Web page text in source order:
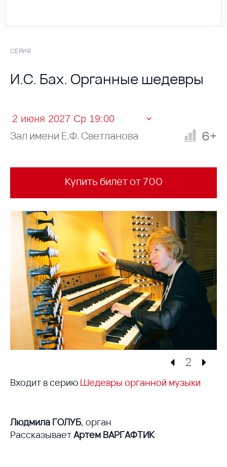
СЕРИЯ
И.С. Бах. Органные шедевры
Зал имени Е.Ф. Светланова 6+
Купить билет от 700
2
Входит в серию Шедевры органной музыки
Людмила ГОЛУБ, орган
РассказываетАртем ВАРГАФТИК